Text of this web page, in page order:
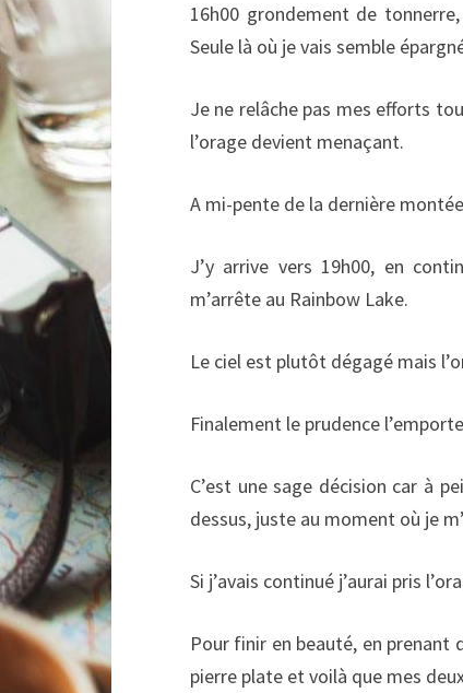
16h00 grondement de
Seule là où je vais semble
Je ne relâche pas mes efforts
l’orage devient menaçant.
A mi-pente de la dernière
J’y arrive vers 19h00, en
m’arrête au Rainbow Lake.
Le ciel est plutôt dégagé mais
Finalement le prudence
C’est une sage décision car à
dessus, juste au moment où je
Si j’avais continué j’aurai pris
Pour finir en beauté, en prenant
pierre plate et voilà que mes